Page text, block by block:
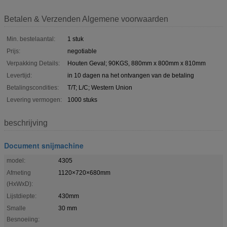
Betalen & Verzenden Algemene voorwaarden
Min. bestelaantal:
1 stuk
Prijs:
negotiable
Verpakking Details:
Houten Geval; 90KGS, 880mm x 800mm x 810mm
Levertijd:
in 10 dagen na het ontvangen van de betaling
Betalingscondities:
T/T; L/C; Western Union
Levering vermogen:
1000 stuks
beschrijving
Document snijmachine
model:
4305
Afmeting
(HxWxD):
1120×720×680mm
Lijstdiepte:
430mm
Smalle
Besnoeiing:
30 mm